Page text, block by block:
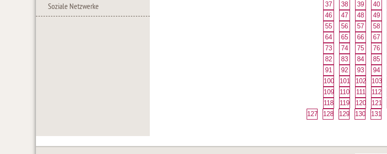
Soziale Netzwerke
37
38 39 40
46
47 48 49
55
56 57 58
64
65 66 67
73
74 75 76
82
83 84 85
91
92 93 94
100
101 102 103
109
110 111 112
118
119 120 121
127
128 129 130 131